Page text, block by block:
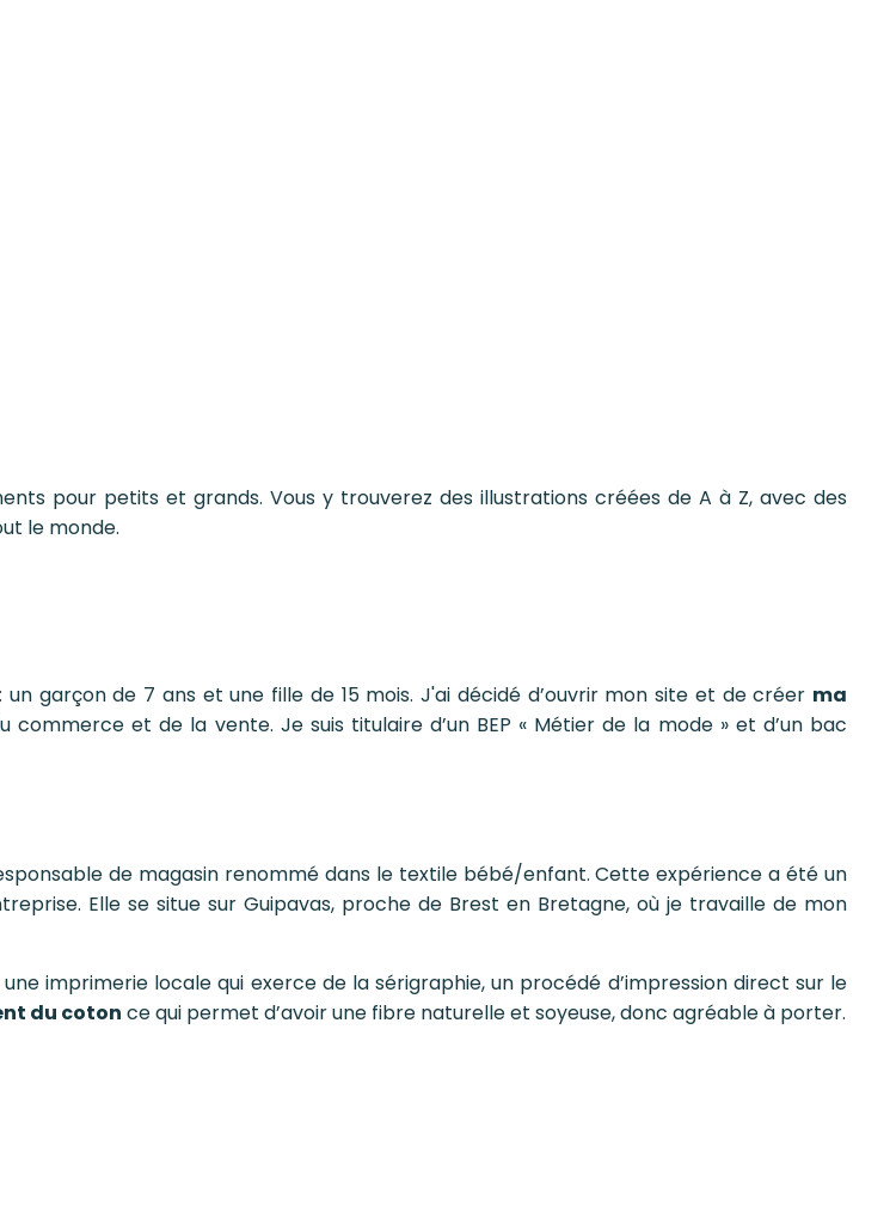
pour petits et grands. Vous y trouverez des illustrations créées de A à Z, avec des
le monde.
garçon de 7 ans et une fille de 15 mois. J'ai décidé d’ouvrir mon site et de créer ma
commerce et de la vente. Je suis titulaire d’un BEP « Métier de la mode » et d’un bac
de magasin renommé dans le textile bébé/enfant. Cette expérience a été un
Elle se situe sur Guipavas, proche de Brest en Bretagne, où je travaille de mon
imprimerie locale qui exerce de la sérigraphie, un procédé d’impression direct sur le
du coton ce qui permet d’avoir une fibre naturelle et soyeuse, donc agréable à porter.